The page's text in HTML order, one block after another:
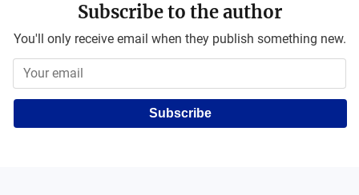
Subscribe to the author
You'll only receive email when they publish something new.
Subscribe